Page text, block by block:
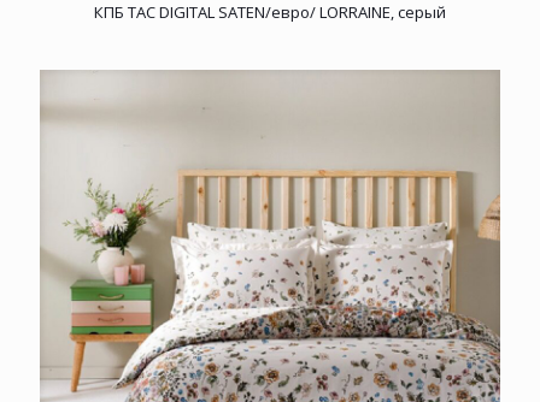
КПБ TAC DIGITAL SATEN/евро/ LORRAINE, серый